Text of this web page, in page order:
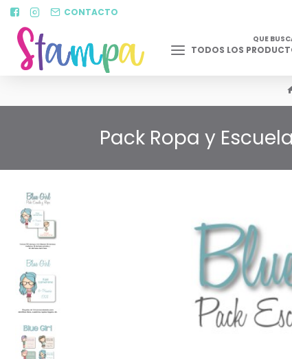
CONTACTO
TODOS LOS
QUE
Pack Ropa y